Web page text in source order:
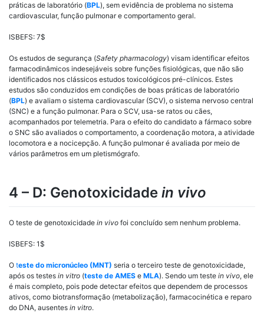
práticas de laboratório (BPL), sem evidência de problema no sistema
cardiovascular, função pulmonar e comportamento geral.
ISBEFS: 7$
Os estudos de segurança (Safety pharmacology) visam identificar efeitos
farmacodinâmicos indesejáveis sobre funções fisiológicas, que não são
identificados nos clássicos estudos toxicológicos pré-clínicos. Estes
estudos são conduzidos em condições de boas práticas de laboratório
(BPL) e avaliam o sistema cardiovascular (SCV), o sistema nervoso central
(SNC) e a função pulmonar. Para o SCV, usa-se ratos ou cães,
acompanhados por telemetria. Para o efeito do candidato a fármaco sobre
o SNC são avaliados o comportamento, a coordenação motora, a atividade
locomotora e a nocicepção. A função pulmonar é avaliada por meio de
vários parâmetros em um pletismógrafo.
4 – D: Genotoxicidade in vivo
O teste de genotoxicidade in vivo foi concluído sem nenhum problema.
ISBEFS: 1$
O teste do micronúcleo (MNT) seria o terceiro teste de genotoxicidade,
após os testes in vitro (teste de AMES e MLA). Sendo um teste in vivo, ele
é mais completo, pois pode detectar efeitos que dependem de processos
ativos, como biotransformação (metabolização), farmacocinética e reparo
do DNA, ausentes in vitro.